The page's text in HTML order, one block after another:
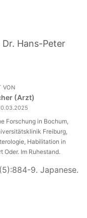
Hans-Peter
VON
(Arzt)
Forschung in Bochum,
Freiburg,
Habilitation in
Oder. Im Ruhestand.
9. Japanese.